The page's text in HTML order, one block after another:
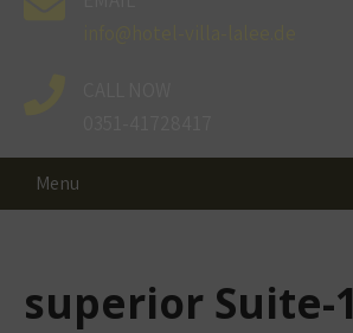
Menu
superior Suite-1